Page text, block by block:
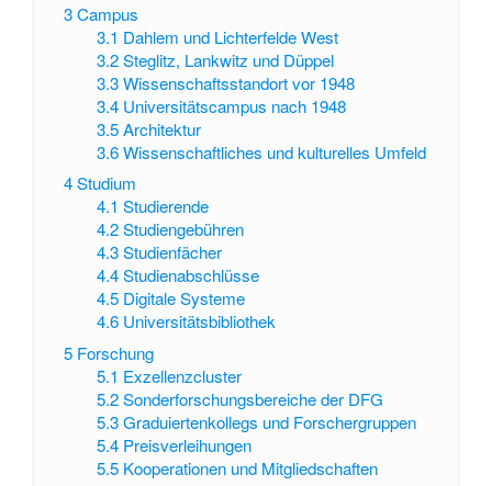
3Campus
3.1 Dahlem und Lichterfelde West
3.2 Steglitz, Lankwitz und Düppel
3.3 Wissenschaftsstandort vor 1948
3.4 Universitätscampus nach 1948
3.5 Architektur
3.6 Wissenschaftliches und kulturelles Umfeld
4Studium
4.1 Studierende
4.2 Studiengebühren
4.3 Studienfächer
4.4 Studienabschlüsse
4.5 Digitale Systeme
4.6 Universitätsbibliothek
5 Forschung
5.1 Exzellenzcluster
5.2 Sonderforschungsbereiche der DFG
5.3 Graduiertenkollegs und Forschergruppen
5.4 Preisverleihungen
5.5 Kooperationen und Mitgliedschaften